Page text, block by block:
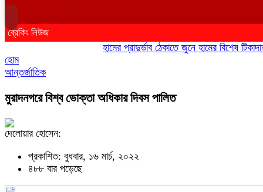
ব্রেকিং নিউজ
হামের প্রাদুর্ভাব ঠেকাতে জুনে হামের বিশেষ টিকাদান;
হোম
আন্তর্জাতিক
মুরাদনগরে বিশ্ব ভোক্তা অধিকার দিবস পালিত
দেলোয়ার হোসেন:
প্রকাশিত: বুধবার, ১৬ মার্চ, ২০২২
৪৮৮ বার পড়েছে